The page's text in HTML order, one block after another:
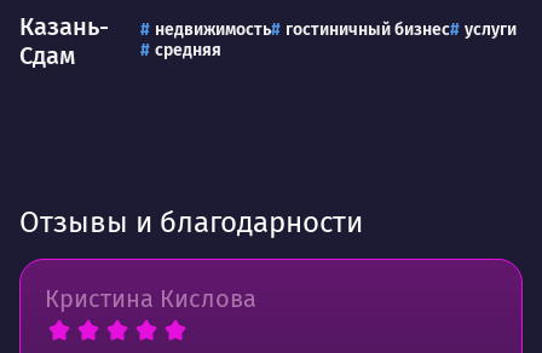
Казань-
Сдам
недвижимость гостиничный бизнес
услуги
средняя
Отзывы и благодарности
Кристина Кислова